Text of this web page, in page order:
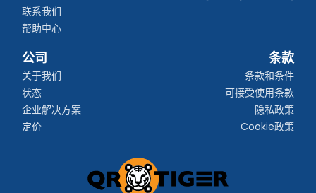
联系我们
帮助中心
公司
关于我们
状态
企业解决方案
定价
条款
条款和条件
可接受使用条款
隐私政策
Cookie政策